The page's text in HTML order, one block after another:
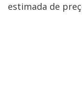
estimada de